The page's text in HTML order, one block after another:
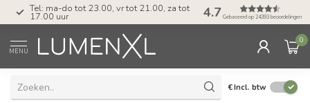
Tel: ma-do tot 23.00, vr tot 21.00, za tot
17.00 uur 4.7 Gebaseerd op 24393 beoordelingen
MENU
0
€Incl. btw